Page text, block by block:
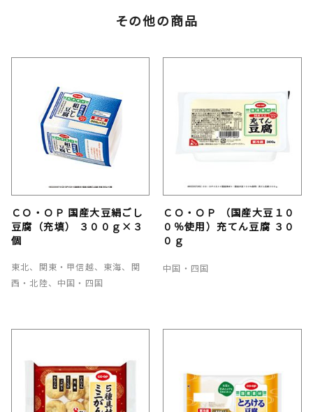
その他の商品
ＣＯ・ＯＰ 国産大豆絹ごし
豆腐（充填） ３００ｇ×３
個
東北、関東・甲信越、東海、関
西・北陸、中国・四国
ＣＯ・ＯＰ （国産大豆１０
０％使用）充てん豆腐 ３０
０ｇ
中国・四国